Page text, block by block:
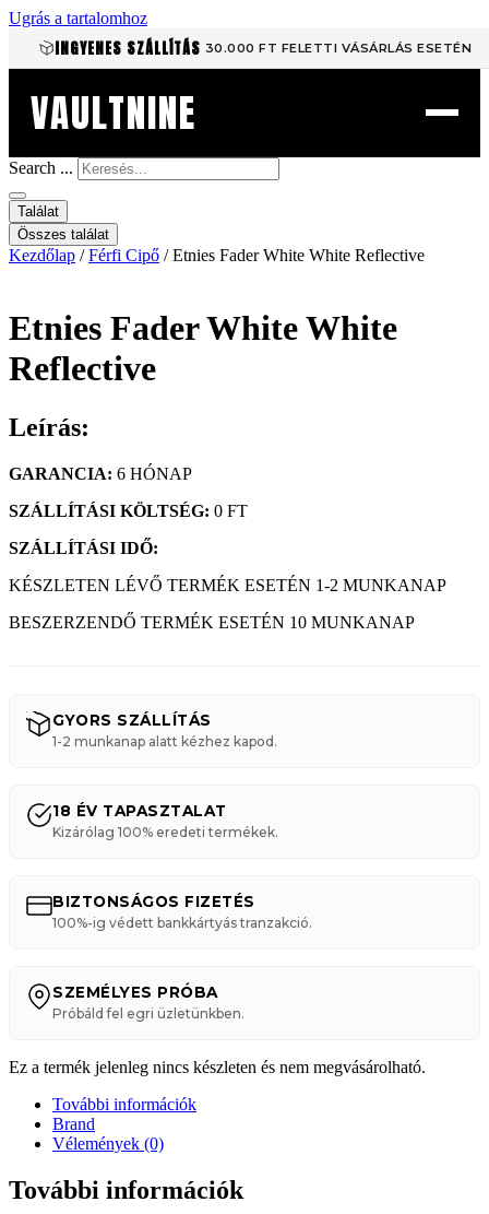
Ugrás a tartalomhoz
INGYENES SZÁLLÍTÁS 30.000 FT FELETTI VÁSÁRLÁS ESETÉN
VAULTNINE
Search ...
Találat
Összes találat
Kezdőlap /Férfi Cipő / Etnies Fader White White Reflective
Etnies Fader White White
Reflective
Leírás:
GARANCIA: 6 HÓNAP
SZÁLLÍTÁSI KÖLTSÉG: 0 FT
SZÁLLÍTÁSI IDŐ:
KÉSZLETEN LÉVŐ TERMÉK ESETÉN 1-2 MUNKANAP
BESZERZENDŐ TERMÉK ESETÉN 10 MUNKANAP
GYORS SZÁLLÍTÁS
1-2 munkanap alatt kézhez kapod.
18 ÉV TAPASZTALAT
Kizárólag 100% eredeti termékek.
BIZTONSÁGOS FIZETÉS
100%-ig védett bankkártyás tranzakció.
SZEMÉLYES PRÓBA
Próbáld fel egri üzletünkben.
Ez a termék jelenleg nincs készleten és nem megvásárolható.
További információk
Brand
Vélemények (0)
További információk